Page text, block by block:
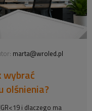
marta@wroled.pl
wybrać
olśnienia?
i dlaczego ma